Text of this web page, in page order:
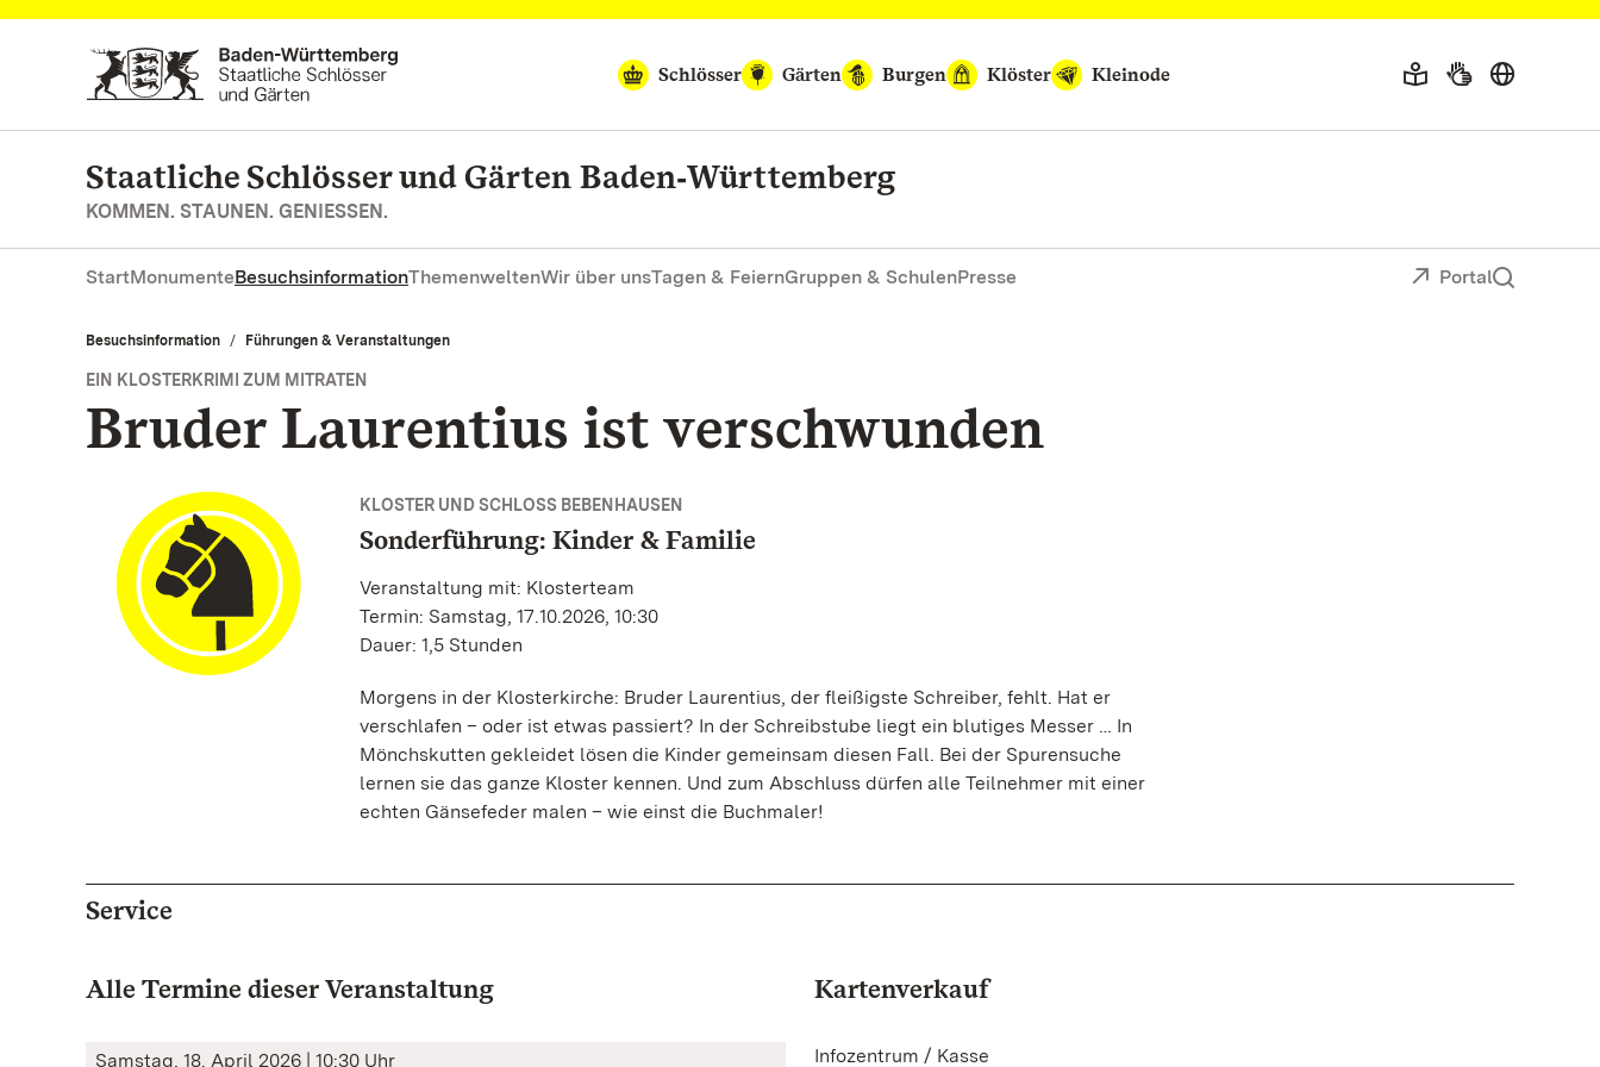
Zum Hauptinhalt springen
Schlösser
Gärten Burgen Klöster Kleinode
Staatliche Schlösser und Gärten Baden‑Württemberg
KOMMEN. STAUNEN. GENIESSEN.
StartMonumenteBesuchsinformationThemenweltenWir über unsTagen & FeiernGruppen & SchulenPresse Portal
Besuchsinformation Führungen & Veranstaltungen
EIN KLOSTERKRIMI ZUM MITRATEN
Bruder Laurentius ist verschwunden
KLOSTER UND SCHLOSS BEBENHAUSEN
Sonderführung: Kinder & Familie
Veranstaltung mit: Klosterteam
Termin: Samstag, 17.10.2026, 10:30
Dauer: 1,5 Stunden
Morgens in der Klosterkirche: Bruder Laurentius, der fleißigste Schreiber, fehlt. Hat er
verschlafen – oder ist etwas passiert? In der Schreibstube liegt ein blutiges Messer … In
Mönchskutten gekleidet lösen die Kinder gemeinsam diesen Fall. Bei der Spurensuche
lernen sie das ganze Kloster kennen. Und zum Abschluss dürfen alle Teilnehmer mit einer
echten Gänsefeder malen – wie einst die Buchmaler!
Service
Alle Termine dieser Veranstaltung
Samstag, 18. April 2026 | 10:30 Uhr
Kartenverkauf
Infozentrum / Kasse